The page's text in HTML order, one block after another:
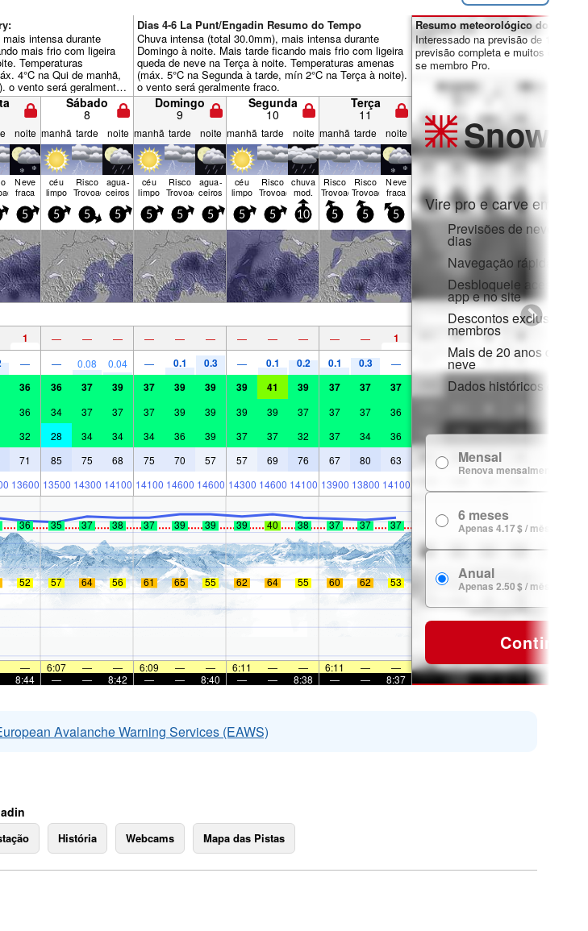
intensa durante
mais frio com ligeira
Temperaturas
4°C na Qui de manhã,
o vento será geralmente
Dias 4-6 La Punt/Engadin Resumo do Tempo
Chuva intensa (total 30.0mm), mais intensa durante
Domingo à noite. Mais tarde ficando mais frio com ligeira
queda de neve na Terça à noite. Temperaturas amenas
(máx. 5°C na Segunda à tarde, mín 2°C na Terça à noite).
o vento será geralmente fraco.
Sábado
8
Domingo
9
Segunda
10
Terça
11
noite manhã tarde noite manhã tarde noite manhã tarde noite manhã tarde noite
Neve
fraca
céu
limpo
Risco
Trovoada
agua­
ceiros
céu
limpo
Risco
Trovoada
agua­
ceiros
céu
limpo
Risco
Trovoada
chuva
mod.
Risco
Trovoada
Risco
Trovoada
Neve
fraca
5 5 5 5 5 5 5 5 5 10 5 5 5
1 — — — — — — — — — — — 1
— — 0.08 0.04 — 0.1 0.3 — 0.1 0.2 0.1 0.3 —
36 36 37 39 37 39 39 39 41 39 37 37 37
36 34 37 37 37 39 39 39 39 37 37 37 36
32 28 34 34 34 36 39 37 37 32 37 34 36
71 85 75 68 75 70 57 57 69 76 67 80 63
13600 13500 14300 14100 14100 14600 14600 14300 14600 14100 13900 13800 14100
36 35 37 38 37 39 39 39 40 38 37 37 37
52 57 64 56 61 65 55 62 64 55 60 62 53
— 6:07 — — 6:09 — — 6:11 — — 6:11 —
—
8:44 — — 8:42 — — 8:40 — — 8:38 — — 8:37
Resumo meteorológico dos dias
Interessado na previsão de 16
previsão completa e muitos outros
se membro Pro.
Snow
Vire pro e carve em:
Previsões de neve
dias
Navegação rápida sem
Desbloqueie acesso
app e no site
Descontos exclusivos
membros
Mais de 20 anos de
neve
Dados históricos de
Mensal
Renova mensalmente
6 meses
Apenas 4.17 $ / mês
Anual
Apenas 2.50 $ / mês
Continuar
Avalanche Warning Services (EAWS)
História Webcams Mapa das Pistas